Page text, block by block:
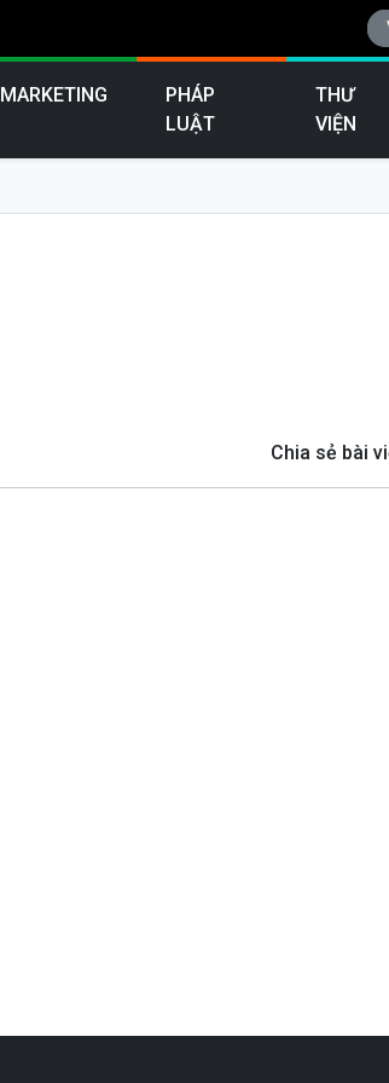
MARKETING
PHÁP
LUẬT
THƯ
VIỆN
Chia sẻ bài